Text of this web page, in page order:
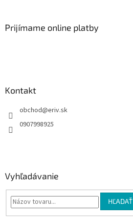
Prijímame online platby
Kontakt
obchod@eriv.sk
0907998925
Vyhľadávanie
HĽADAŤ